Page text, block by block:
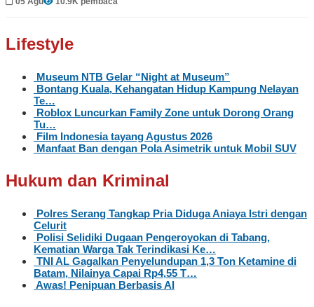
Lifestyle
Museum NTB Gelar “Night at Museum”
Bontang Kuala, Kehangatan Hidup Kampung Nelayan
Te…
Roblox Luncurkan Family Zone untuk Dorong Orang
Tu…
Film Indonesia tayang Agustus 2026
Manfaat Ban dengan Pola Asimetrik untuk Mobil SUV
Hukum dan Kriminal
Polres Serang Tangkap Pria Diduga Aniaya Istri dengan
Celurit
Polisi Selidiki Dugaan Pengeroyokan di Tabang,
Kematian Warga Tak Terindikasi Ke…
TNI AL Gagalkan Penyelundupan 1,3 Ton Ketamine di
Batam, Nilainya Capai Rp4,55 T…
Awas! Penipuan Berbasis AI